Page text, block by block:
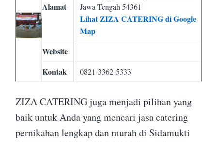
Alamat
Jawa Tengah 54361
Lihat ZIZA CATERING di Google
Map
Website
Kontak
0821-3362-5333
ZIZA CATERING juga menjadi pilihan yang
baik untuk Anda yang mencari jasa catering
pernikahan lengkap dan murah di Sidamukti